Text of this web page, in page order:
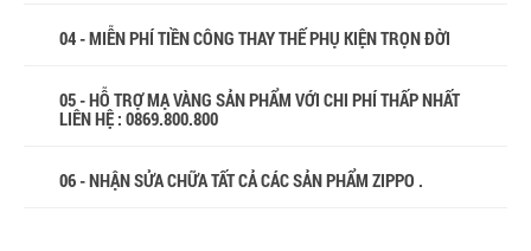
04 - MIỄN PHÍ TIỀN CÔNG THAY THẾ PHỤ KIỆN TRỌN ĐỜI
05 - HỖ TRỢ MẠ VÀNG SẢN PHẨM VỚI CHI PHÍ THẤP NHẤT
LIÊN HỆ : 0869.800.800
06 - NHẬN SỬA CHỮA TẤT CẢ CÁC SẢN PHẨM ZIPPO .